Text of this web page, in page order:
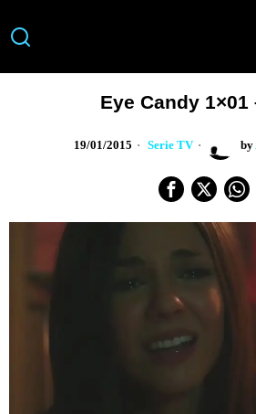
Eye Candy 1×01
19/01/2015 Serie TV by